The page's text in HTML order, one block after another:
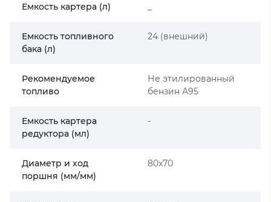
Емкость картера (л)
Емкость топливного
бака (л)
24 (внешний)
Рекомендуемое
топливо
Не этилированный
бензин А95
Емкость картера
редуктора (мл)
-
Диаметр и ход
поршня (мм/мм)
80x70